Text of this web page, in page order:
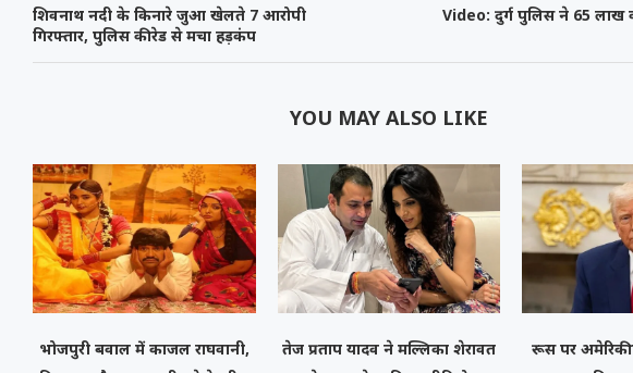
शिवनाथ नदी के किनारे जुआ खेलते 7 आरोपी
गिरफ्तार, पुलिस की रेड से मचा हड़कंप
Video: दुर्ग पुलिस ने 65 लाख
YOU MAY ALSO LIKE
भोजपुरी बवाल में काजल राघवानी,
तेज प्रताप यादव ने मल्लिका शेरावत
रूस पर